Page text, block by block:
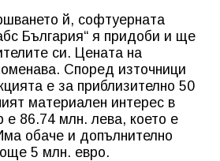
й, софтуерната
България“ я придоби и ще
си. Цената на
Според източници
е за приблизително 50
материален интерес в
е 86.74 млн. лева, което е
обаче и допълнително
5 млн. евро.